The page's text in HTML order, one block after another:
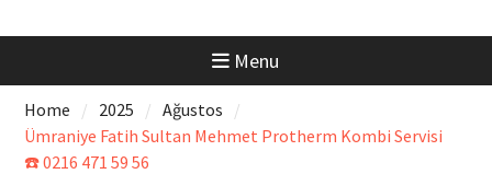
Menu
Home 2025
Ağustos
Ümraniye Fatih Sultan Mehmet Protherm Kombi Servisi
☎️ 0216 471 59 56